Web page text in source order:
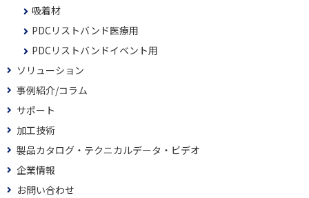
吸着材
PDCリストバンド医療用
PDCリストバンドイベント用
ソリューション
事例紹介/コラム
サポート
加工技術
製品カタログ・テクニカルデータ・ビデオ
企業情報
お問い合わせ